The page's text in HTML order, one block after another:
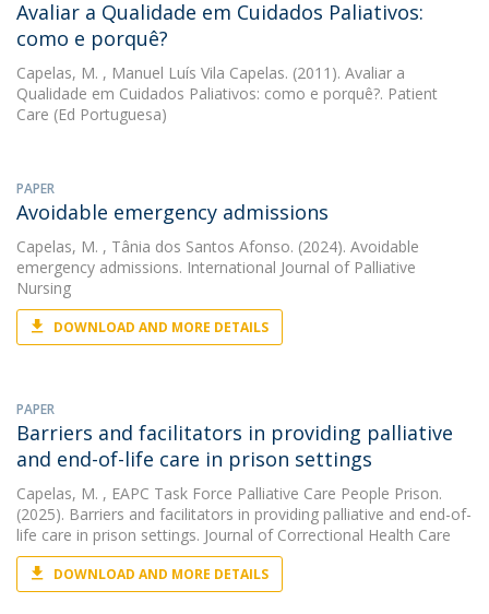
Avaliar a Qualidade em Cuidados Paliativos:
como e porquê?
Capelas, M. , Manuel Luís Vila Capelas. (2011). Avaliar a
Qualidade em Cuidados Paliativos: como e porquê?. Patient
Care (Ed Portuguesa)
PAPER
Avoidable emergency admissions
Capelas, M. , Tânia dos Santos Afonso. (2024). Avoidable
emergency admissions. International Journal of Palliative
Nursing
DOWNLOAD AND MORE DETAILS
PAPER
Barriers and facilitators in providing palliative
and end-of-life care in prison settings
Capelas, M. , EAPC Task Force Palliative Care People Prison.
(2025). Barriers and facilitators in providing palliative and end-of-
life care in prison settings. Journal of Correctional Health Care
DOWNLOAD AND MORE DETAILS